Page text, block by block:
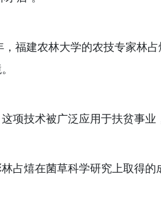
，福建农林大学的农技专家林
项技术被广泛应用于扶贫事
占熺在菌草科学研究上取得的